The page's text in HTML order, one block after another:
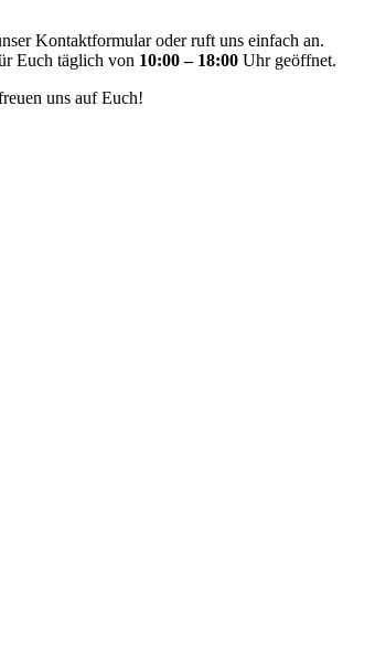
Kontaktformular oder ruft uns einfach an.
Euch täglich von 10:00 – 18:00 Uhr geöffnet.
uns auf Euch!